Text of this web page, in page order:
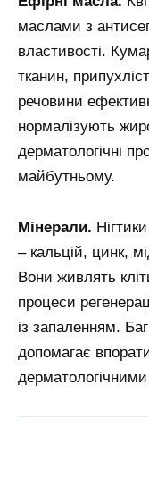
маслами з
властивості.
тканин,
речовини
нормалізують
дерматологічні
майбутньому.
Мінерали.
– кальцій, цинк,
Вони живлять
процеси
із запаленням.
допомагає